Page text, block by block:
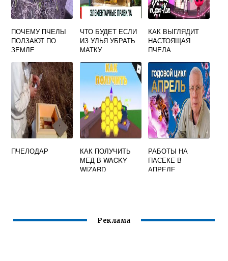
ПОЧЕМУ ПЧЕЛЫ
ПОЛЗАЮТ ПО
ЗЕМЛЕ
ЧТО БУДЕТ ЕСЛИ
ИЗ УЛЬЯ УБРАТЬ
МАТКУ
КАК ВЫГЛЯДИТ
НАСТОЯЩАЯ
ПЧЕЛА
ПЧЕЛОДАР
КАК ПОЛУЧИТЬ
МЕД В WACKY
WIZARD
РАБОТЫ НА
ПАСЕКЕ В
АПРЕЛЕ
Реклама